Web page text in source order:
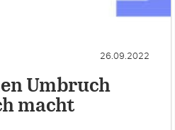
26.09.2022
Umbruch
macht